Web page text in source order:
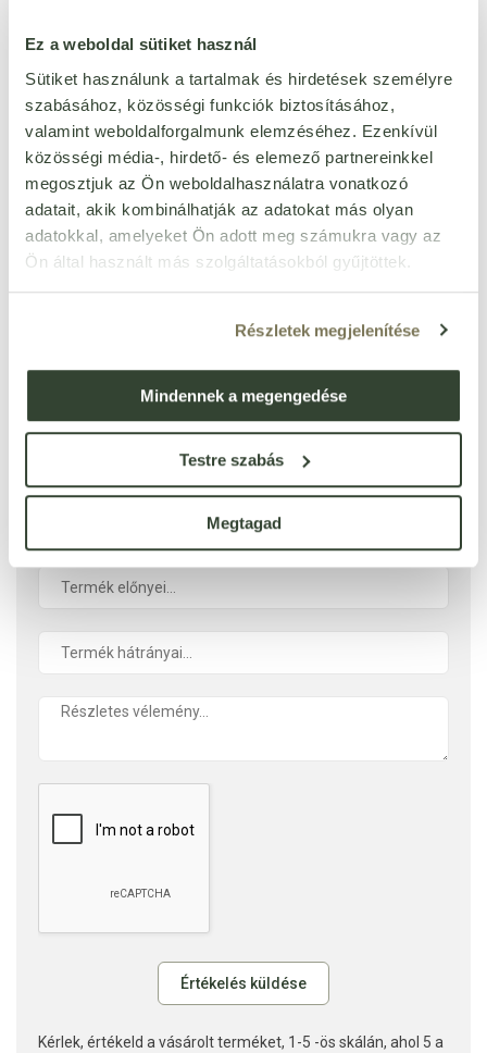
Ez a weboldal sütiket használ
Sütiket használunk a tartalmak és hirdetések személyre
szabásához, közösségi funkciók biztosításához,
valamint weboldalforgalmunk elemzéséhez. Ezenkívül
közösségi média-, hirdető- és elemező partnereinkkel
megosztjuk az Ön weboldalhasználatra vonatkozó
adatait, akik kombinálhatják az adatokat más olyan
adatokkal, amelyeket Ön adott meg számukra vagy az
Ön által használt más szolgáltatásokból gyűjtöttek.
Részletek megjelenítése
Mindennek a megengedése
Testre szabás
Megtagad
Igen
csillagfürttől mentes Igen
méztől mentes Igen
szójamentes
Ezt a terméket még senki nem értékelte. Legyél Te az
ÉRTÉKELÉST ÍROK
Kérlek, értékeld a vásárolt terméket, 1-5 -ös skálán, ahol 5 a